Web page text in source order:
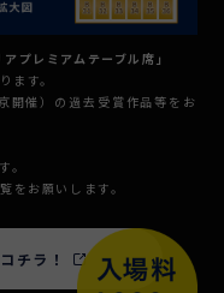
プレミアムテーブル席」
す。
開催）の過去受賞作品等をお
。
お願いします。
チラ！